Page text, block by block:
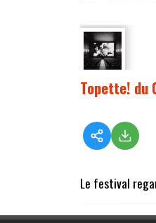
Topette! du
Le festival